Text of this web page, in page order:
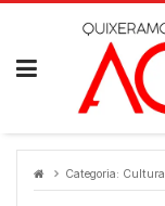
Skip
Categoria: Cultura